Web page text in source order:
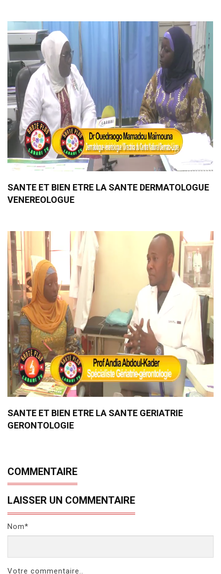
SANTE ET BIEN ETRE LA SANTE DERMATOLOGUE
VENEREOLOGUE
SANTE ET BIEN ETRE LA SANTE GERIATRIE
GERONTOLOGIE
COMMENTAIRE
LAISSER UN COMMENTAIRE
Nom*
Votre commentaire..